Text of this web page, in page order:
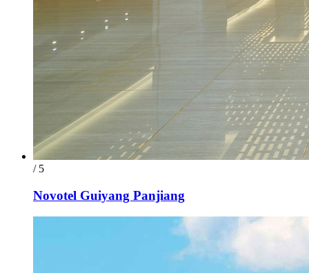
/ 5
Novotel Guiyang Panjiang